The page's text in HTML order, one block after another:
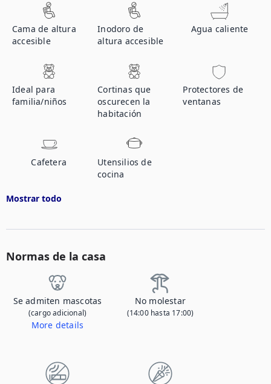
Cama de altura
accesible
Inodoro de
altura accesible
Agua caliente
Ideal para
familia/niños
Cortinas que
oscurecen la
habitación
Protectores de
ventanas
Cafetera
Utensilios de
cocina
Mostrar todo
Normas de la casa
Se admiten mascotas
(cargo adicional)
More details
No molestar
(14:00 hasta 17:00)